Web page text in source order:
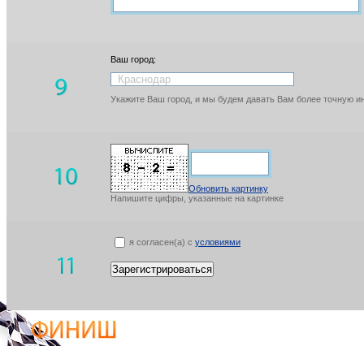
Ваш город:
Укажите Ваш город, и мы будем давать Вам более точную
Обновить картинку
Напишите цифры, указанные на картинке
я согласен(а) с условиями
Зарегистрироваться